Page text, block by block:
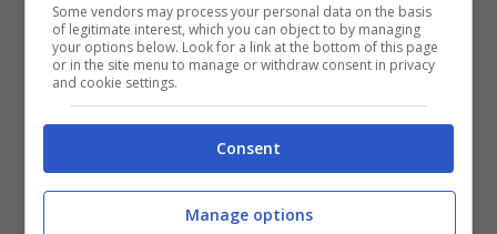
“Sanremo”avevano già lasciato intuire il
fatto che un personaggio come Morgan,
messo in uno studio, potesse rivelarsi una
vera e propria bomba a orologeria.
È un grande esperto di musica, ma sa
Some vendors may process your personal data on the basis
of legitimate interest, which you can object to by managing
your options below. Look for a link at the bottom of this page
or in the site menu to manage or withdraw consent in privacy
and cookie settings.
Consent
Manage options